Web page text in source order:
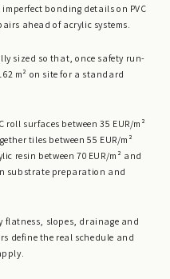
bonding details on PVC
ahead of acrylic systems.
sized so that, once safety run-
m² on site for a standard
surfaces between 35 EUR/m²
tiles between 55 EUR/m²
resin between 70 EUR/m² and
substrate preparation and
flatness, slopes, drainage and
define the real schedule and